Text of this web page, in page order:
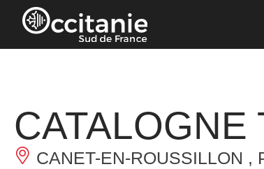
Cookies beheer paneel
CANET-EN-ROUSSILLON ,